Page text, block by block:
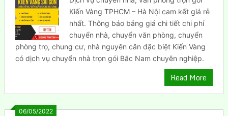
Kiến Vàng TPHCM – Hà Nội cam kết giá rẻ
nhất. Thông báo bảng giá chi tiết chi phí
chuyển nhà, chuyển văn phòng, chuyển
phòng trọ, chung cư, nhà nguyên căn đặc biệt Kiến Vàng
có dịch vụ chuyển nhà trọn gói Bắc Nam chuyên nghiệp.
Read More
06/05/2022